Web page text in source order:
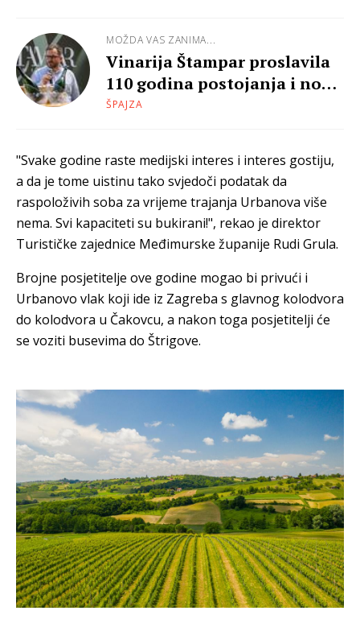
MOŽDA VAS ZANIMA...
Vinarija Štampar proslavila
110 godina postojanja i novo
zlato na Decanteru!
ŠPAJZA
"Svake godine raste medijski interes i interes gostiju,
a da je tome uistinu tako svjedoči podatak da
raspoloživih soba za vrijeme trajanja Urbanova više
nema. Svi kapaciteti su bukirani!", rekao je direktor
Turističke zajednice Međimurske županije Rudi Grula.
Brojne posjetitelje ove godine mogao bi privući i
Urbanovo vlak koji ide iz Zagreba s glavnog kolodvora
do kolodvora u Čakovcu, a nakon toga posjetitelji će
se voziti busevima do Štrigove.